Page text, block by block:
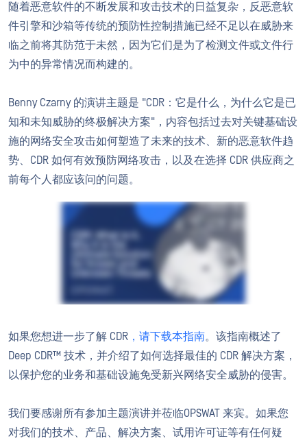
随着恶意软件的不断发展和攻击技术的日益复杂，反恶意软
件引擎和沙箱等传统的预防性控制措施已经不足以在威胁来
临之前将其防范于未然，因为它们是为了检测文件或文件行
为中的异常情况而构建的。
Benny Czarny 的演讲主题是 "CDR：它是什么，为什么它是已
知和未知威胁的终极解决方案"，内容包括过去对关键基础设
施的网络安全攻击如何塑造了未来的技术、新的恶意软件趋
势、CDR 如何有效预防网络攻击，以及在选择 CDR 供应商之
前每个人都应该问的问题。
如果您想进一步了解 CDR ，请下载本指南。该指南概述了
Deep CDR™ 技术，并介绍了如何选择最佳的 CDR 解决方案，
以保护您的业务和基础设施免受新兴网络安全威胁的侵害。
我们要感谢所有参加主题演讲并莅临OPSWAT 来宾。如果您
对我们的技术、产品、解决方案、试用许可证等有任何疑